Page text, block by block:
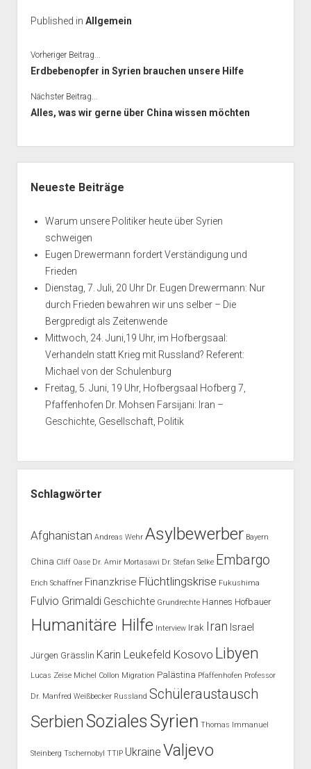
Published in Allgemein
Vorheriger Beitrag...
Erdbebenopfer in Syrien brauchen unsere Hilfe
Nächster Beitrag...
Alles, was wir gerne über China wissen möchten
Neueste Beiträge
Warum unsere Politiker heute über Syrien
schweigen
Eugen Drewermann fordert Verständigung und
Frieden
Dienstag, 7. Juli, 20 Uhr Dr. Eugen Drewermann: Nur
durch Frieden bewahren wir uns selber – Die
Bergpredigt als Zeitenwende
Mittwoch, 24. Juni,19 Uhr, im Hofbergsaal:
Verhandeln statt Krieg mit Russland? Referent:
Michael von der Schulenburg
Freitag, 5. Juni, 19 Uhr, Hofbergsaal Hofberg 7,
Pfaffenhofen Dr. Mohsen Farsijani: Iran –
Geschichte, Gesellschaft, Politik
Schlagwörter
Afghanistan Andreas Wehr Asylbewerber Bayern
China Cliff Oase Dr. Amir Mortasawi Dr. Stefan Selke Embargo
Erich Schaffner Finanzkrise Flüchtlingskrise Fukushima
Fulvio Grimaldi Geschichte Grundrechte Hannes Hofbauer
Humanitäre Hilfe Interview Irak Iran Israel
Jürgen Grässlin Karin Leukefeld Kosovo Libyen
Lucas Zeise Michel Collon Migration Palästina Pfaffenhofen Professor
Dr. Manfred Weißbecker Russland Schüleraustausch
SerbienSoziales Syrien Thomas Immanuel
Steinberg Tschernobyl TTIP Ukraine Valjevo